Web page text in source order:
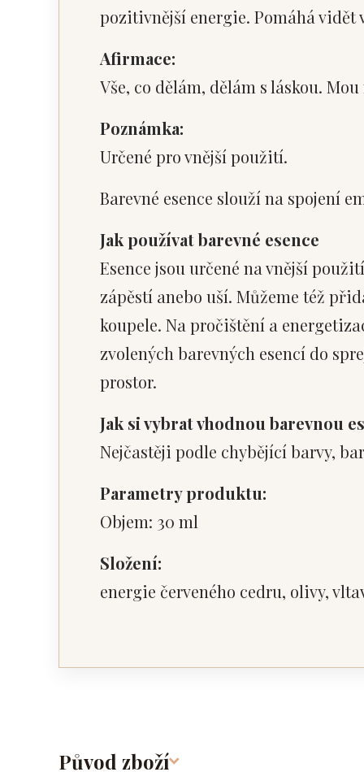
pozitivnější energie. Pomáhá vidět
Afirmace:
Vše, co dělám, dělám s láskou.
Poznámka:
Určené pro vnější použití.
Barevné esence slouží na spojení
Jak používat barevné esence
Esence jsou určené na vnější
zápěstí anebo uší. Můžeme též
koupele. Na pročištění a
zvolených barevných esencí do
prostor.
Jak si vybrat vhodnou barevnou
Nejčastěji podle chybějící barvy,
Parametry produktu:
Objem: 30 ml
Složení:
energie červeného cedru, olivy,
Původ zboží